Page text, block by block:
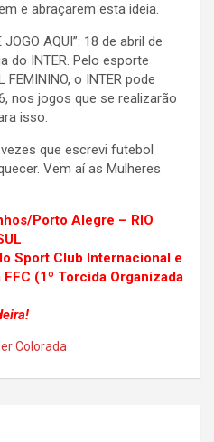
e abraçarem esta ideia.
JOGO AQUI”: 18 de abril de
do INTER. Pelo esporte
o INTER pode
nos jogos que se realizarão
isso.
que escrevi futebol
Vem aí as Mulheres
Porto Alegre – RIO
Sport Club Internacional e
FFC (1º Torcida Organizada
Colorada